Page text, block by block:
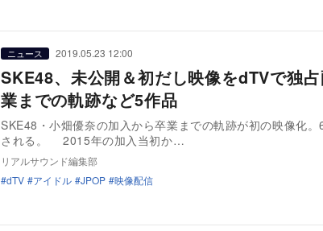
ニュース 2019.05.23 12:00
SKE48、未公開＆初だし映像をdTVで独
業までの軌跡など5作品
SKE48・小畑優奈の加入から卒業までの軌跡が初の映像化
される。 2015年の加入当初か…
リアルサウンド編集部
dTV
アイドル JPOP 映像配信